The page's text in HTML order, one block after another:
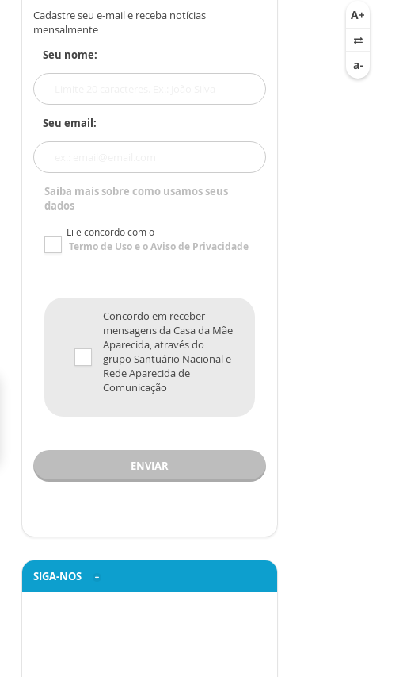
Cadastre seu e-mail e receba notícias
mensalmente
Seu nome:
Seu email:
Saiba mais sobre como usamos seus
dados
Li e concordo com o
Termo de Usoe oAviso de Privacidade
Concordo em receber
mensagens da Casa da Mãe
Aparecida, através do
grupo Santuário Nacional e
Rede Aparecida de
Comunicação
ENVIAR
SIGA-NOS